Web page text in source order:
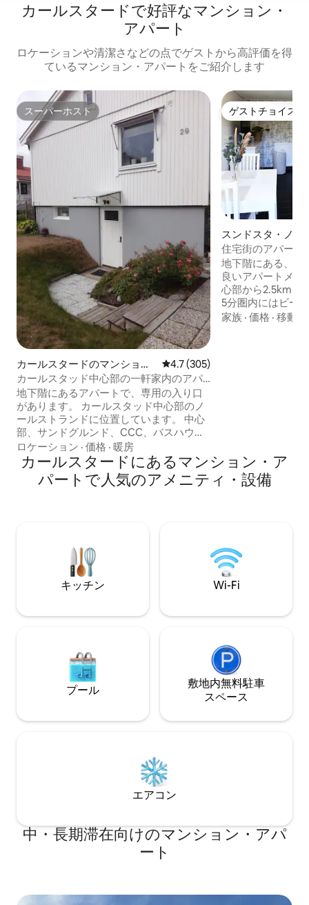
カールスタードで好評なマンション・
アパート
ロケーションや清潔さなどの点でゲストから高評価を得
ているマンション・アパートをご紹介します
スーパーホスト
スーパーホスト
カールスタードのマンショ
ン・アパート
レビュー305件、5つ星中4.7つ
4.7 (305)
カールスタッド中心部の一軒家内のアパ
ート
地下階にあるアパートで、専用の入り口
があります。 カールスタッド中心部のノ
ールストランドに位置しています。 中心
部、サンドグルンド、CCC、バスハウ
ス、ビーチへの徒歩圏内。フェリーボー
トのトロッココースまで車で短時間。 コ
ーヒーと紅茶が含まれています。ベッド
リネンとタオルが含まれています。 アパ
トル以内に食料品店、薬局、マクドナル
ド、ピッツェリア、ガソリンスタンドな
どがあります。
ロケーション · 価格 · 暖房
ゲストチョイス
ゲストチョイス
スンドスタ・ノル
ドのマンション・
住宅街のアパート
地下階にある、専
良いアパートメント。 カールス
心部から2.5km、
5分圏内にはビー
素敵な緑地があります。 アパ
家族 ·価格 ·移動
カールスタードにあるマンション・ア
パートで人気のアメニティ・設備
キッチン Wi-Fi
プール
敷地内無料駐⁠車
ス⁠ペ⁠ー⁠ス
エアコン
中・長期滞在向けのマンション・アパ
ート